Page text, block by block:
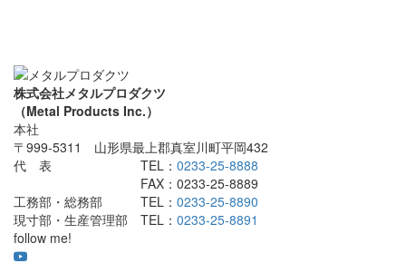
株式会社メタルプロダクツ
（Metal Products Inc.）
本社
〒999-5311 山形県最上郡真室川町平岡432
代 表 TEL： 0233-25-8888
FAX：0233-25-8889
工務部・総務部 TEL： 0233-25-8890
現寸部・生産管理部 TEL： 0233-25-8891
follow me!